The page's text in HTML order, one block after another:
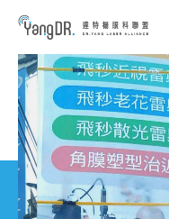
到主要內容